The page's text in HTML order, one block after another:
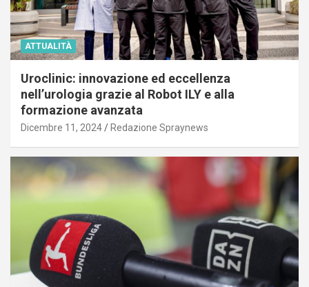
ATTUALITÀ
Uroclinic: innovazione ed eccellenza
nell’urologia grazie al Robot ILY e alla
formazione avanzata
Dicembre 11, 2024 Redazione Spraynews